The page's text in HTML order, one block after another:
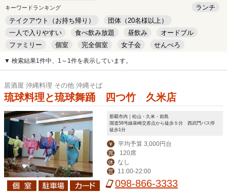
キーワードランキング
ランチ
テイクアウト（お持ち帰り）
団体（20名様以上）
一人で入りやすい
食べ飲み放題 昼飲み
オードブル
ファミリー
個室 完全個室 女子会
せんべろ
キッズルーム
安い デート
▼ 検索結果1件中、1～1件を表示しています。
居酒屋 沖縄料理 その他 沖縄そば
琉球料理と琉球舞踊 四つ竹 久米店
那覇市内｜松山・久米・前島
国道58号線泉崎交差点から徒歩５分 西武門バス停
徒歩1分
￥ 平均予算 3,000円台
席 120席
休 なし
営 11:00-22:00
098-866-3333